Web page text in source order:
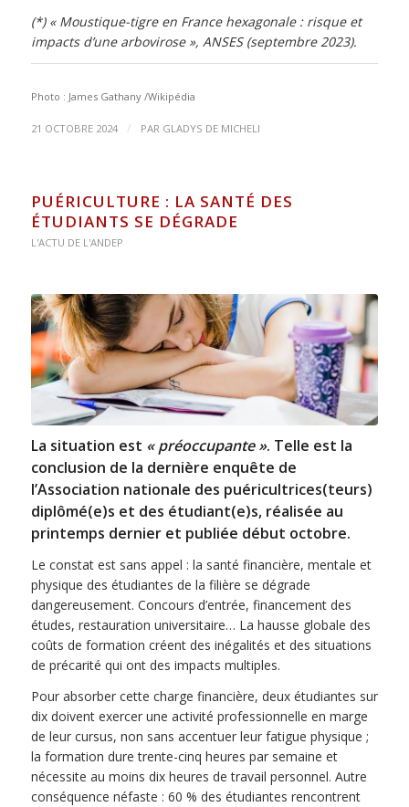
(*) « Moustique-tigre en France hexagonale : risque et
impacts d’une arbovirose », ANSES (septembre 2023).
Photo : James Gathany /Wikipédia
21 OCTOBRE 2024 / PAR GLADYS DE MICHELI
PUÉRICULTURE : LA SANTÉ DES
ÉTUDIANTS SE DÉGRADE
L'ACTU DE L'ANDEP
La situation est « préoccupante ». Telle est la
conclusion de la dernière enquête de
l’Association nationale des puéricultrices(teurs)
diplômé(e)s et des étudiant(e)s, réalisée au
printemps dernier et publiée début octobre.
Le constat est sans appel : la santé financière, mentale et
physique des étudiantes de la filière se dégrade
dangereusement. Concours d’entrée, financement des
études, restauration universitaire… La hausse globale des
coûts de formation créent des inégalités et des situations
de précarité qui ont des impacts multiples.
Pour absorber cette charge financière, deux étudiantes sur
dix doivent exercer une activité professionnelle en marge
de leur cursus, non sans accentuer leur fatigue physique ;
la formation dure trente-cinq heures par semaine et
nécessite au moins dix heures de travail personnel. Autre
conséquence néfaste : 60 % des étudiantes rencontrent